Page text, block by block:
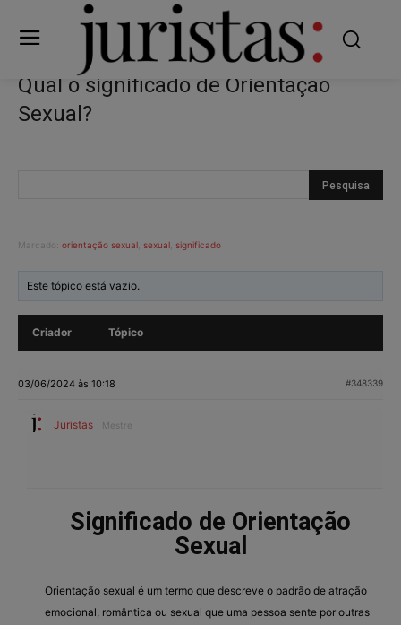
Qual o significado de Orientação
Sexual?
Marcado: orientação sexual sexual significado
Este tópico está vazio.
Criador Tópico
03/06/2024 às 10:18 #348339
Juristas Mestre
Significado de Orientação
Sexual
Orientação sexual é um termo que descreve o padrão de atração
emocional, romântica ou sexual que uma pessoa sente por outras